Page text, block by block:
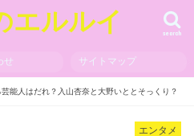
エルルイ search
せ サイトマップ
能人はだれ？入山杏奈と大野いととそっくり？
エンタメ